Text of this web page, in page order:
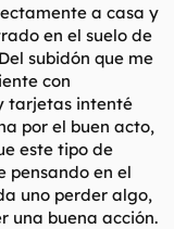
a casa y
en el suelo de
subidón que me
con
tarjetas intenté
por el buen acto,
este tipo de
pensando en el
uno perder algo,
una buena acción.